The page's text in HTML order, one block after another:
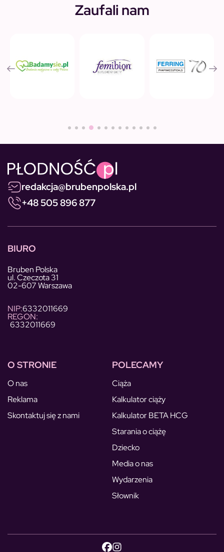
Zaufali nam
redakcja@brubenpolska.pl
+48 505 896 877
BIURO
Bruben Polska
ul. Czeczota 31
02-607 Warszawa
NIP:6332011669
REGON:
6332011669
O STRONIE
O nas
Reklama
Skontaktuj się z nami
POLECAMY
Ciąża
Kalkulator ciąży
Kalkulator BETA HCG
Starania o ciążę
Dziecko
Media o nas
Wydarzenia
Słownik